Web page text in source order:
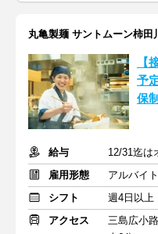
丸亀製麺 サントムーン柿田
【
予
保
給与
雇用形態
アルバイ
シフト
週4日以上
アクセス
三島広小